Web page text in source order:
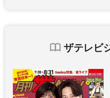
ザテレビ